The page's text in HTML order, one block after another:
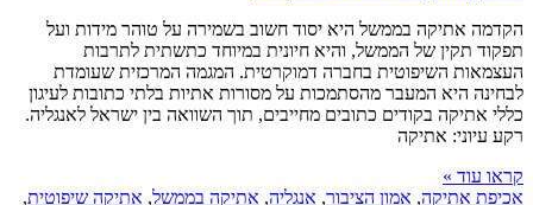
הקדמה אתיקה בממשל היא יסוד חשוב בשמירה על טוהר מידות ועל
תפקוד תקין של הממשל, והיא חיונית במיוחד כתשתית לתרבות
העצמאות השיפוטית בחברה דמוקרטית. המגמה המרכזית שעומדת
לבחינה היא המעבר מהסתמכות על מסורות אתיות בלתי כתובות לעיגון
כללי אתיקה בקודים כתובים מחייבים, תוך השוואה בין ישראל לאנגליה.
רקע עיוני: אתיקה
קראו עוד »
אכיפת אתיקה, אמון הציבור, אנגליה, אתיקה בממשל, אתיקה שיפוטית,